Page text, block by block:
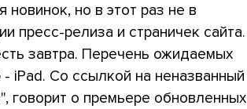
но в этот раз не в
пресс-релиза и страничек сайта.
завтра. Перечень ожидаемых
iPad. Со ссылкой на неназванный
говорит о премьере обновленных